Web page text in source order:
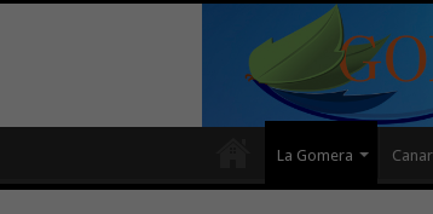
La Gomera